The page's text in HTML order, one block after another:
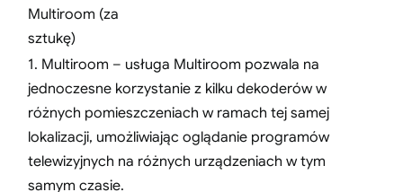
Multiroom (za
sztukę)
1. Multiroom – usługa Multiroom pozwala na
jednoczesne korzystanie z kilku dekoderów w
różnych pomieszczeniach w ramach tej samej
lokalizacji, umożliwiając oglądanie programów
telewizyjnych na różnych urządzeniach w tym
samym czasie.